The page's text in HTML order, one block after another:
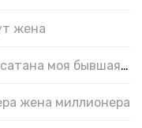
жена
моя бывшая жена
жена миллионера